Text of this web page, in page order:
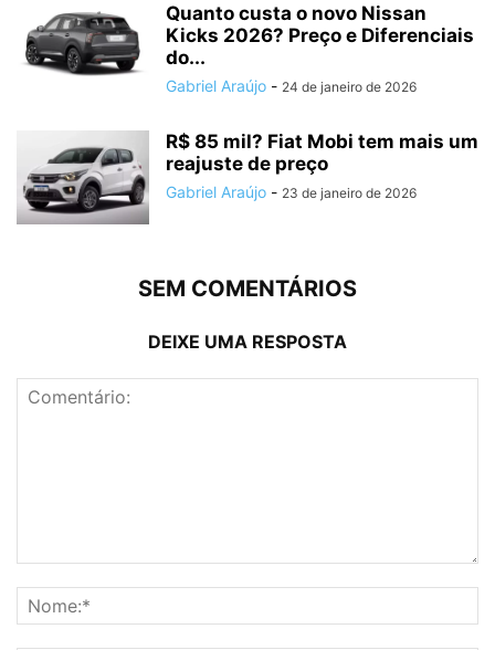
Quanto custa o novo Nissan
Kicks 2026? Preço e Diferenciais
do...
Gabriel Araújo - 24 de janeiro de 2026
R$ 85 mil? Fiat Mobi tem mais um
reajuste de preço
Gabriel Araújo - 23 de janeiro de 2026
SEM COMENTÁRIOS
DEIXE UMA RESPOSTA